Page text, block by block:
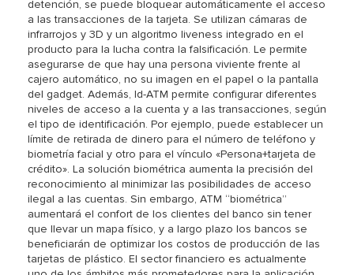
detención, se puede bloquear automáticamente el acceso
a las transacciones de la tarjeta. Se utilizan cámaras de
infrarrojos y 3D y un algoritmo liveness integrado en el
producto para la lucha contra la falsificación. Le permite
asegurarse de que hay una persona viviente frente al
cajero automático, no su imagen en el papel o la pantalla
del gadget. Además, Id-ATM permite configurar diferentes
niveles de acceso a la cuenta y a las transacciones, según
el tipo de identificación. Por ejemplo, puede establecer un
límite de retirada de dinero para el número de teléfono y
biometría facial y otro para el vínculo «Persona+tarjeta de
crédito». La solución biométrica aumenta la precisión del
reconocimiento al minimizar las posibilidades de acceso
ilegal a las cuentas. Sin embargo, ATM “biométrica”
aumentará el confort de los clientes del banco sin tener
que llevar un mapa físico, y a largo plazo los bancos se
beneficiarán de optimizar los costos de producción de las
tarjetas de plástico. El sector financiero es actualmente